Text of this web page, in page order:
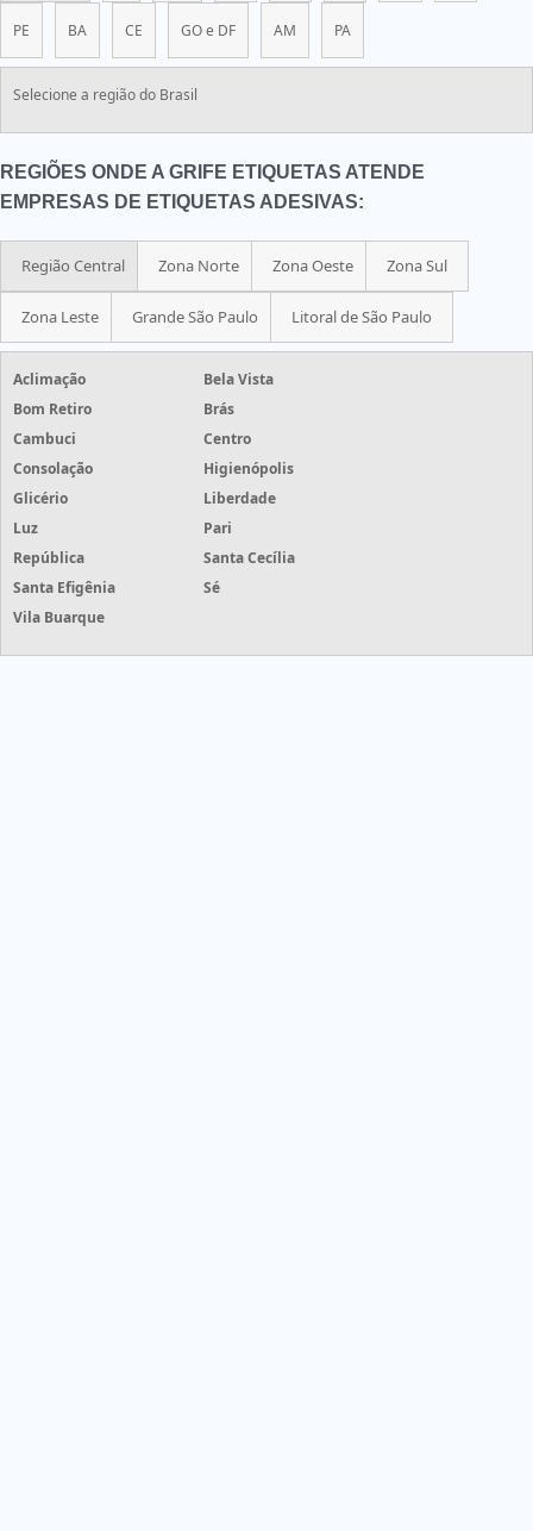
PE BA CE GO e DF AM PA
Selecione a região do Brasil
REGIÕES ONDE A GRIFE ETIQUETAS ATENDE
EMPRESAS DE ETIQUETAS ADESIVAS:
Região Central Zona Norte Zona Oeste Zona Sul
Zona Leste Grande São Paulo Litoral de São Paulo
Aclimação
Bela Vista
Bom Retiro
Brás
Cambuci
Centro
Consolação
Higienópolis
Glicério
Liberdade
Luz
Pari
República
Santa Cecília
Santa Efigênia
Sé
Vila Buarque